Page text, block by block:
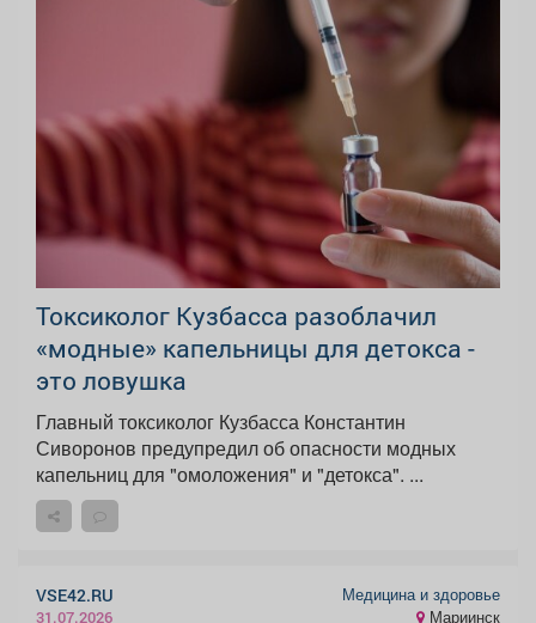
Токсиколог Кузбасса разоблачил
«модные» капельницы для детокса -
это ловушка
Главный токсиколог Кузбасса Константин
Сиворонов предупредил об опасности модных
капельниц для "омоложения" и "детокса". ...
VSE42.RU
31.07.2026
Медицина и здоровье
Мариинск